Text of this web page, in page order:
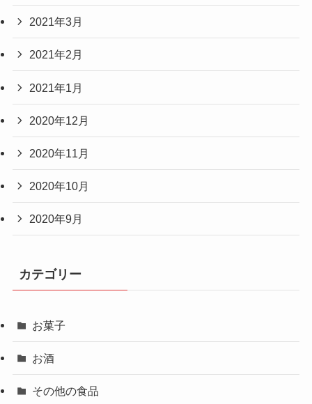
2021年3月
2021年2月
2021年1月
2020年12月
2020年11月
2020年10月
2020年9月
カテゴリー
お菓子
お酒
その他の食品